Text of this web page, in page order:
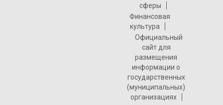
сферы
Финансовая
культура
Официальный
сайт для
размещения
информации о
государственных
(муниципальных)
организациях